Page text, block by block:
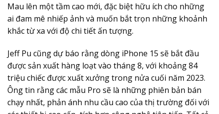
Mau lên một tầm cao mới, đặc biệt hữu ích cho những
ai đam mê nhiếp ảnh và muốn bắt trọn những khoảnh
khắc từ xa với độ chi tiết ấn tượng.
Jeff Pu cũng dự báo rằng dòng iPhone 15 sẽ bắt đầu
được sản xuất hàng loạt vào tháng 8, với khoảng 84
triệu chiếc được xuất xưởng trong nửa cuối năm 2023.
Ông tin rằng các mẫu Pro sẽ là những phiên bản bán
chạy nhất, phản ánh nhu cầu cao của thị trường đối với